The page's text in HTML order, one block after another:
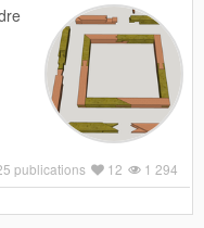
1 294
12
publications